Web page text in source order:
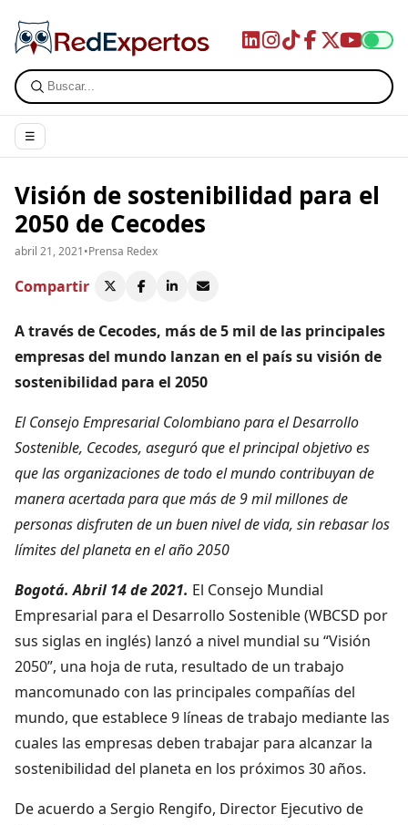
☰
Visión de sostenibilidad para el
2050 de Cecodes
abril 21, 2021•Prensa Redex
Compartir
A través de Cecodes, más de 5 mil de las principales
empresas del mundo lanzan en el país su visión de
sostenibilidad para el 2050
El Consejo Empresarial Colombiano para el Desarrollo
Sostenible, Cecodes, aseguró que el principal objetivo es
que las organizaciones de todo el mundo contribuyan de
manera acertada para que más de 9 mil millones de
personas disfruten de un buen nivel de vida, sin rebasar los
límites del planeta en el año 2050
Bogotá. Abril 14 de 2021. El Consejo Mundial
Empresarial para el Desarrollo Sostenible (WBCSD por
sus siglas en inglés) lanzó a nivel mundial su “Visión
2050”, una hoja de ruta, resultado de un trabajo
mancomunado con las principales compañías del
mundo, que establece 9 líneas de trabajo mediante las
cuales las empresas deben trabajar para alcanzar la
sostenibilidad del planeta en los próximos 30 años.
De acuerdo a Sergio Rengifo, Director Ejecutivo de